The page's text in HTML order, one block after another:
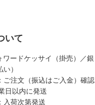
いて
ードケッサイ（掛売）／銀
）
ご注文（振込はご入金）確認
日以内に発送
入荷次第発送